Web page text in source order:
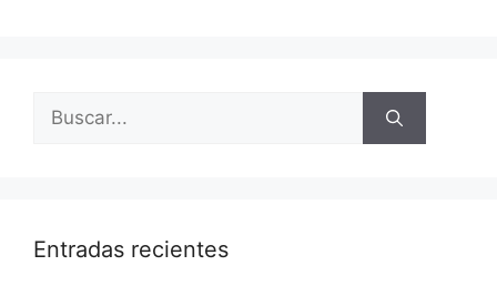
Buscar:
Entradas recientes